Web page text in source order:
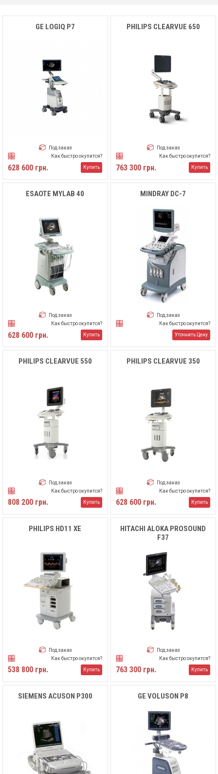
GE LOGIQ P7
Под заказ
Как быстро окупится?
628 600 грн. Купить
PHILIPS CLEARVUE 650
Под заказ
Как быстро окупится?
763 300 грн. Купить
ESAOTE MYLAB 40
Под заказ
Как быстро окупится?
628 600 грн. Купить
MINDRAY DC-7
Под заказ
Как быстро окупится?
Уточнить Цену
PHILIPS CLEARVUE 550
Под заказ
Как быстро окупится?
808 200 грн. Купить
PHILIPS CLEARVUE 350
Под заказ
Как быстро окупится?
628 600 грн. Купить
PHILIPS HD11 XE
Под заказ
Как быстро окупится?
538 800 грн. Купить
HITACHI ALOKA PROSOUND
F37
Под заказ
Как быстро окупится?
763 300 грн. Купить
SIEMENS ACUSON P300 GE VOLUSON P8